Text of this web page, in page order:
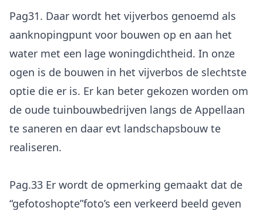
Pag31. Daar wordt het vijverbos genoemd als
aanknopingpunt voor bouwen op en aan het
water met een lage woningdichtheid. In onze
ogen is de bouwen in het vijverbos de slechtste
optie die er is. Er kan beter gekozen worden om
de oude tuinbouwbedrijven langs de Appellaan
te saneren en daar evt landschapsbouw te
realiseren.
Pag.33 Er wordt de opmerking gemaakt dat de
“gefotoshopte”foto’s een verkeerd beeld geven